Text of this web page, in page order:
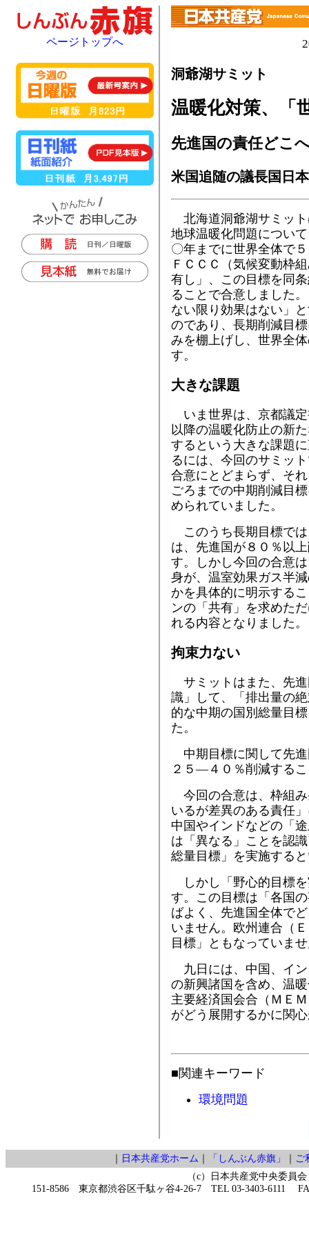
洞爺湖サミット
温暖化対策、「
先進国の責任どこ
米国追随の議長国日本
北海道洞爺湖サミッ
地球温暖化問題につい
〇年までに世界全体で
ＦＣＣＣ（気候変動枠
有し」、この目標を同
ることで合意しました
ない限り効果はない」
のであり、長期削減目
みを棚上げし、世界全
す。
大きな課題
いま世界は、京都議
以降の温暖化防止の新
するという大きな課題
るには、今回のサミッ
合意にとどまらず、そ
ごろまでの中期削減目
められていました。
このうち長期目標で
は、先進国が８０％以
す。しかし今回の合意
身が、温室効果ガス半
かを具体的に明示する
ンの「共有」を求めた
れる内容となりました。
拘束力ない
サミットはまた、先
識」して、「排出量の
的な中期の国別総量目
た。
中期目標に関して先
２５―４０％削減する
今回の合意は、枠組
いるが差異のある責任
中国やインドなどの「
は「異なる」ことを認
総量目標」を実施する
しかし「野心的目標
す。この目標は「各国
ばよく、先進国全体で
いません。欧州連合（
目標」ともなっていま
九日には、中国、イ
の新興諸国を含め、温
主要経済国会合（ＭＥ
がどう展開するかに関
■関連キーワード
環境問題
ページトップへ
日本共産党ホーム 「しんぶん赤旗」
ご
（c）日本共産党中央委員会
151-8586 東京都渋谷区千駄ヶ谷4-26-7 TEL 03-3403-6111